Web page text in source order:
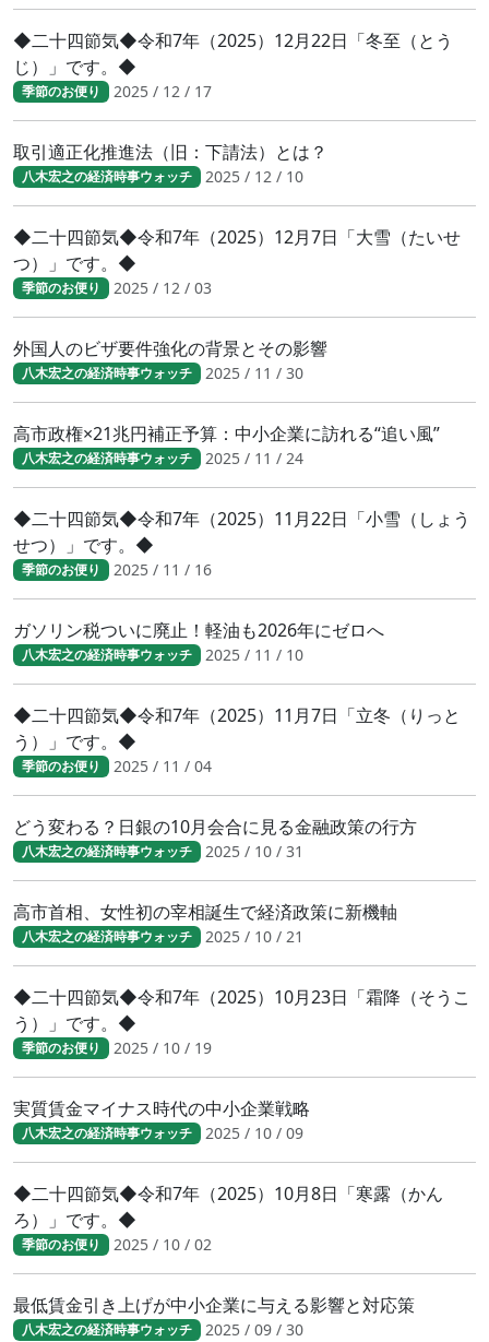
◆二十四節気◆令和7年（2025）12月22日「冬至（とう
じ）」です。◆
季節のお便り 2025 / 12 / 17
取引適正化推進法（旧：下請法）とは？
八木宏之の経済時事ウォッチ 2025 / 12 / 10
◆二十四節気◆令和7年（2025）12月7日「大雪（たいせ
つ）」です。◆
季節のお便り 2025 / 12 / 03
外国人のビザ要件強化の背景とその影響
八木宏之の経済時事ウォッチ 2025 / 11 / 30
高市政権×21兆円補正予算：中小企業に訪れる“追い風”
八木宏之の経済時事ウォッチ 2025 / 11 / 24
◆二十四節気◆令和7年（2025）11月22日「小雪（しょう
せつ）」です。◆
季節のお便り 2025 / 11 / 16
ガソリン税ついに廃止！軽油も2026年にゼロへ
八木宏之の経済時事ウォッチ 2025 / 11 / 10
◆二十四節気◆令和7年（2025）11月7日「立冬（りっと
う）」です。◆
季節のお便り 2025 / 11 / 04
どう変わる？日銀の10月会合に見る金融政策の行方
八木宏之の経済時事ウォッチ 2025 / 10 / 31
高市首相、女性初の宰相誕生で経済政策に新機軸
八木宏之の経済時事ウォッチ 2025 / 10 / 21
◆二十四節気◆令和7年（2025）10月23日「霜降（そうこ
う）」です。◆
季節のお便り 2025 / 10 / 19
実質賃金マイナス時代の中小企業戦略
八木宏之の経済時事ウォッチ 2025 / 10 / 09
◆二十四節気◆令和7年（2025）10月8日「寒露（かん
ろ）」です。◆
季節のお便り 2025 / 10 / 02
最低賃金引き上げが中小企業に与える影響と対応策
八木宏之の経済時事ウォッチ 2025 / 09 / 30